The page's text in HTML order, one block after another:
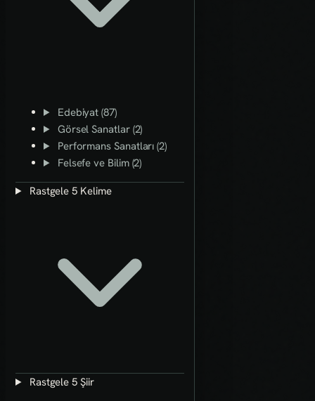
Edebiyat (87)
Görsel Sanatlar (2)
Performans Sanatları (2)
Felsefe ve Bilim (2)
Rastgele 5 Kelime
Rastgele 5 Şiir